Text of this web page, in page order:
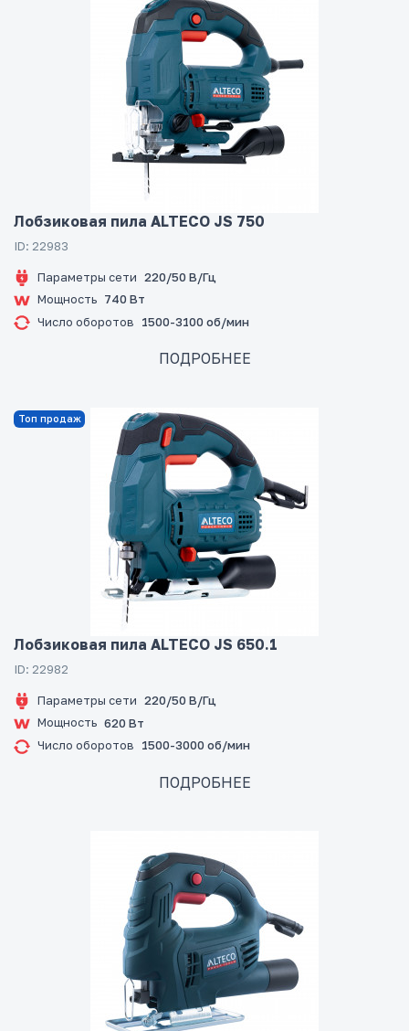
Лобзиковая пила ALTECO JS 750
ID: 22983
Параметры сети 220/50 В/Гц
Мощность 740 Вт
Число оборотов
1500-3100 об/мин
ПОДРОБНЕЕ
Топ продаж
Лобзиковая пила ALTECO JS 650.1
ID: 22982
Параметры сети 220/50 В/Гц
Мощность 620 Вт
Число оборотов
1500-3000 об/мин
ПОДРОБНЕЕ